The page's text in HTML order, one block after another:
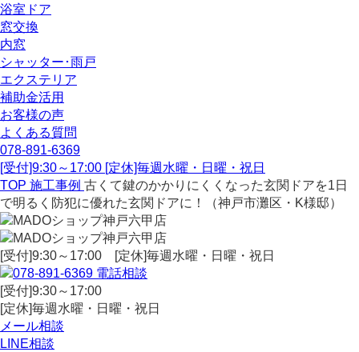
浴室ドア
窓交換
内窓
シャッター･雨戸
エクステリア
補助金活用
お客様の声
よくある質問
078-891-6369
[受付]9:30～17:00 [定休]毎週水曜・日曜・祝日
TOP 施工事例 古くて鍵のかかりにくくなった玄関ドアを1日
で明るく防犯に優れた玄関ドアに！（神戸市灘区・K様邸）
[受付]9:30～17:00 [定休]毎週水曜・日曜・祝日
電話相談
[受付]9:30～17:00
[定休]毎週水曜・日曜・祝日
メール相談
LINE相談